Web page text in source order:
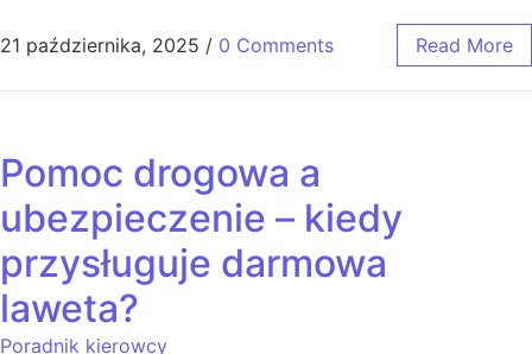
21 października, 2025 / 0 Comments Read More
Pomoc drogowa a
ubezpieczenie – kiedy
przysługuje darmowa
laweta?
Poradnik kierowcy